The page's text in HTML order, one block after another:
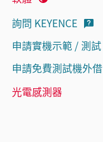
詢問 KEYENCE
申請實機示範 / 測試
申請免費測試機外借
光電感測器